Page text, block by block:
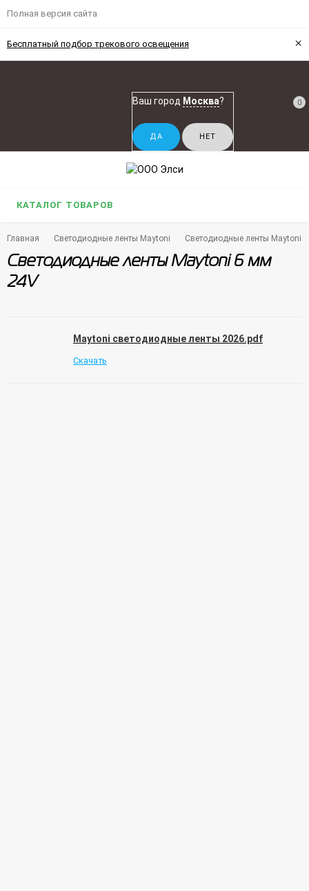
Полная версия сайта
Бесплатный подбор трекового освещения ×
Ваш город Москва? 0
КАТАЛОГ ТОВАРОВ
Главная Светодиодные ленты Maytoni Светодиодные ленты Maytoni
Светодиодные ленты Maytoni 6 мм
24V
Maytoni светодиодные ленты 2026.pdf
Скачать